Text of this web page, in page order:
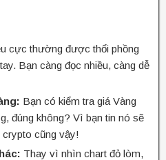
cực thường được thổi phồng
Bạn càng đọc nhiều, càng dễ
Bạn có kiểm tra giá Vàng
đúng không? Vì bạn tin nó sẽ
cũng vậy!
Thay vì nhìn chart đỏ lòm,